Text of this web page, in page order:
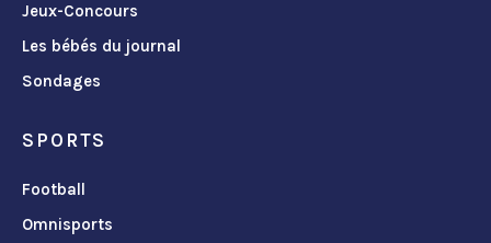
Jeux-Concours
Les bébés du journal
Sondages
SPORTS
Football
Omnisports